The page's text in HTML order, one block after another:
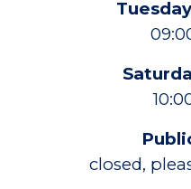
closed,